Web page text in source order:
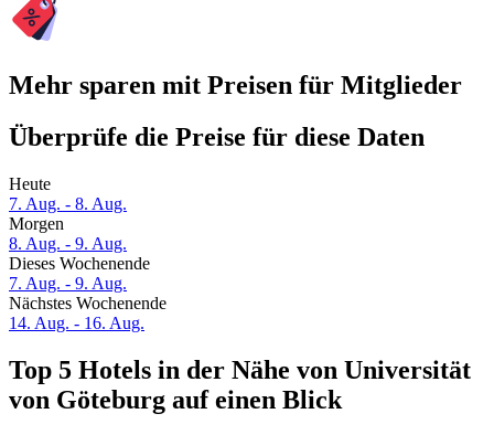
Mehr sparen mit Preisen für Mitglieder
Überprüfe die Preise für diese Daten
Heute
7. Aug. - 8. Aug.
Morgen
8. Aug. - 9. Aug.
Dieses Wochenende
7. Aug. - 9. Aug.
Nächstes Wochenende
14. Aug. - 16. Aug.
Top 5 Hotels in der Nähe von Universität
von Göteburg auf einen Blick